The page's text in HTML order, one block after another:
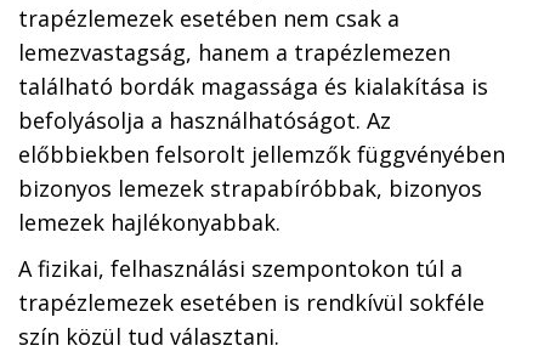
trapézlemezek esetében nem csak a
lemezvastagság, hanem a trapézlemezen
található bordák magassága és kialakítása is
befolyásolja a használhatóságot. Az
előbbiekben felsorolt jellemzők függvényében
bizonyos lemezek strapabíróbbak, bizonyos
lemezek hajlékonyabbak.
A fizikai, felhasználási szempontokon túl a
trapézlemezek esetében is rendkívül sokféle
szín közül tud választani.